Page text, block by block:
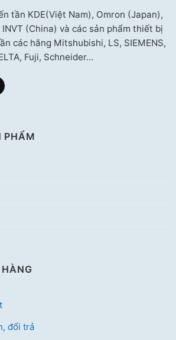
tần KDE(Việt Nam), Omron (Japan),
INVT (China) và các sản phẩm thiết bị
các hãng Mitshubishi, LS, SIEMENS,
Fuji, Schneider…
PHẨM
đổi trả